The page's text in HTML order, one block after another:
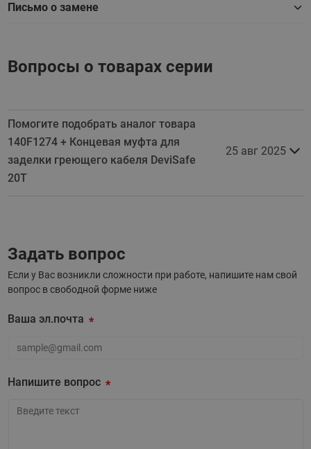
Письмо о замене
Вопросы о товарах серии
Помогите подобрать аналог товара
140F1274 + Концевая муфта для
заделки греющего кабеля DeviSafe
20T
25 авг 2025
Задать вопрос
Если у Вас возникли сложности при работе, напишите нам свой
вопрос в свободной форме ниже
Ваша эл.почта
Напишите вопрос